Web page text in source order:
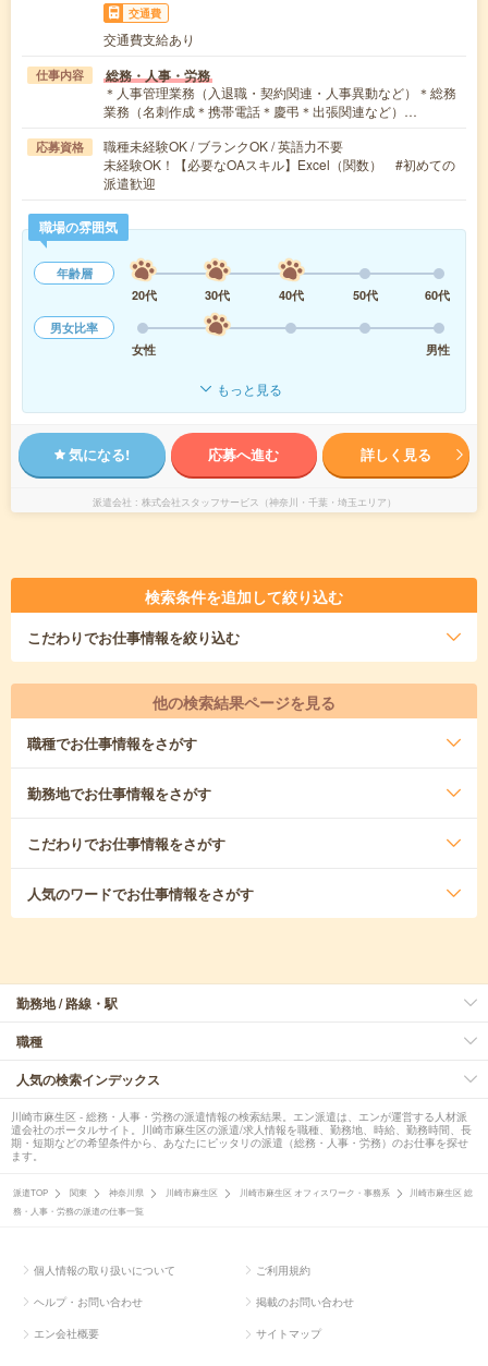
交通費
交通費支給あり
仕事内容 総務・人事・労務
＊人事管理業務（入退職・契約関連・人事異動など）＊総務
業務（名刺作成＊携帯電話＊慶弔＊出張関連など）…
応募資格
職種未経験OK / ブランクOK / 英語力不要
未経験OK！【必要なOAスキル】Excel（関数） #初めての
派遣歓迎
職場の雰囲気
年齢層
20代
30代 40代 50代
60代
男女比率
女性
男性
もっと見る
気になる! 応募へ進む 詳しく見る
派遣会社 株式会社スタッフサービス（神奈川・千葉・埼玉エリア）
検索条件を追加して絞り込む
こだわりでお仕事情報を絞り込む
他の検索結果ページを見る
職種でお仕事情報をさがす
勤務地でお仕事情報をさがす
こだわりでお仕事情報をさがす
人気のワードでお仕事情報をさがす
勤務地 / 路線・駅
職種
人気の検索インデックス
川崎市麻生区 - 総務・人事・労務の派遣情報の検索結果。エン派遣は、エンが運営する人材派
遣会社のポータルサイト。川崎市麻生区の派遣/求人情報を職種、勤務地、時給、勤務時間、長
期・短期などの希望条件から、あなたにピッタリの派遣（総務・人事・労務）のお仕事を探せ
ます。
派遣TOP 関東 神奈川県 川崎市麻生区 川崎市麻生区 オフィスワーク・事務系
川崎市麻生区 総
務・人事・労務の派遣の仕事一覧
個人情報の取り扱いについて ご利用規約
ヘルプ・お問い合わせ 掲載のお問い合わせ
エン会社概要 サイトマップ